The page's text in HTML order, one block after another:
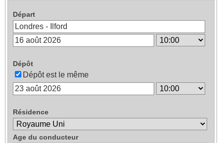
Départ
Dépôt
Dépôt est le même
Résidence
Age du conducteur